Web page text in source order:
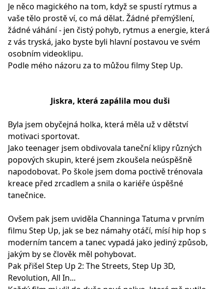
Je něco magického na tom, když se spustí rytmus a
vaše tělo prostě ví, co má dělat. Žádné přemýšlení,
žádné váhání - jen čistý pohyb, rytmus a energie, která
z vás tryská, jako byste byli hlavní postavou ve svém
osobním videoklipu.
Podle mého názoru za to můžou filmy Step Up.
Jiskra, která zapálila mou duši
Byla jsem obyčejná holka, která měla už v dětství
motivaci sportovat.
Jako teenager jsem obdivovala taneční klipy různých
popových skupin, které jsem zkoušela neúspěšně
napodobovat. Po škole jsem doma poctivě trénovala
kreace před zrcadlem a snila o kariéře úspěšné
tanečnice.
Ovšem pak jsem uviděla Channinga Tatuma v prvním
filmu Step Up, jak se bez námahy otáčí, mísí hip hop s
moderním tancem a tanec vypadá jako jediný způsob,
jakým by se člověk měl pohybovat.
Pak přišel Step Up 2: The Streets, Step Up 3D,
Revolution, All In...